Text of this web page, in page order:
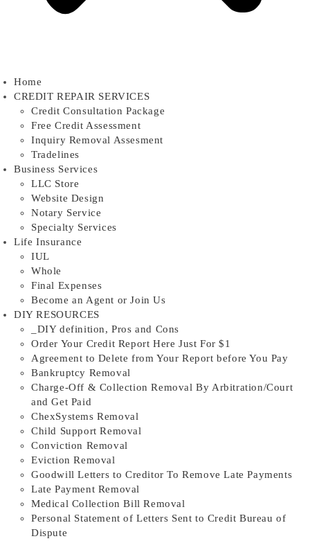
Home
CREDIT REPAIR SERVICES
Credit Consultation Package
Free Credit Assessment
Inquiry Removal Assesment
Tradelines
Business Services
LLC Store
Website Design
Notary Service
Specialty Services
Life Insurance
IUL
Whole
Final Expenses
Become an Agent or Join Us
DIY RESOURCES
_DIY definition, Pros and Cons
Order Your Credit Report Here Just For $1
Agreement to Delete from Your Report before You Pay
Bankruptcy Removal
Charge-Off & Collection Removal By Arbitration/Court
and Get Paid
ChexSystems Removal
Child Support Removal
Conviction Removal
Eviction Removal
Goodwill Letters to Creditor To Remove Late Payments
Late Payment Removal
Medical Collection Bill Removal
Personal Statement of Letters Sent to Credit Bureau of
Dispute